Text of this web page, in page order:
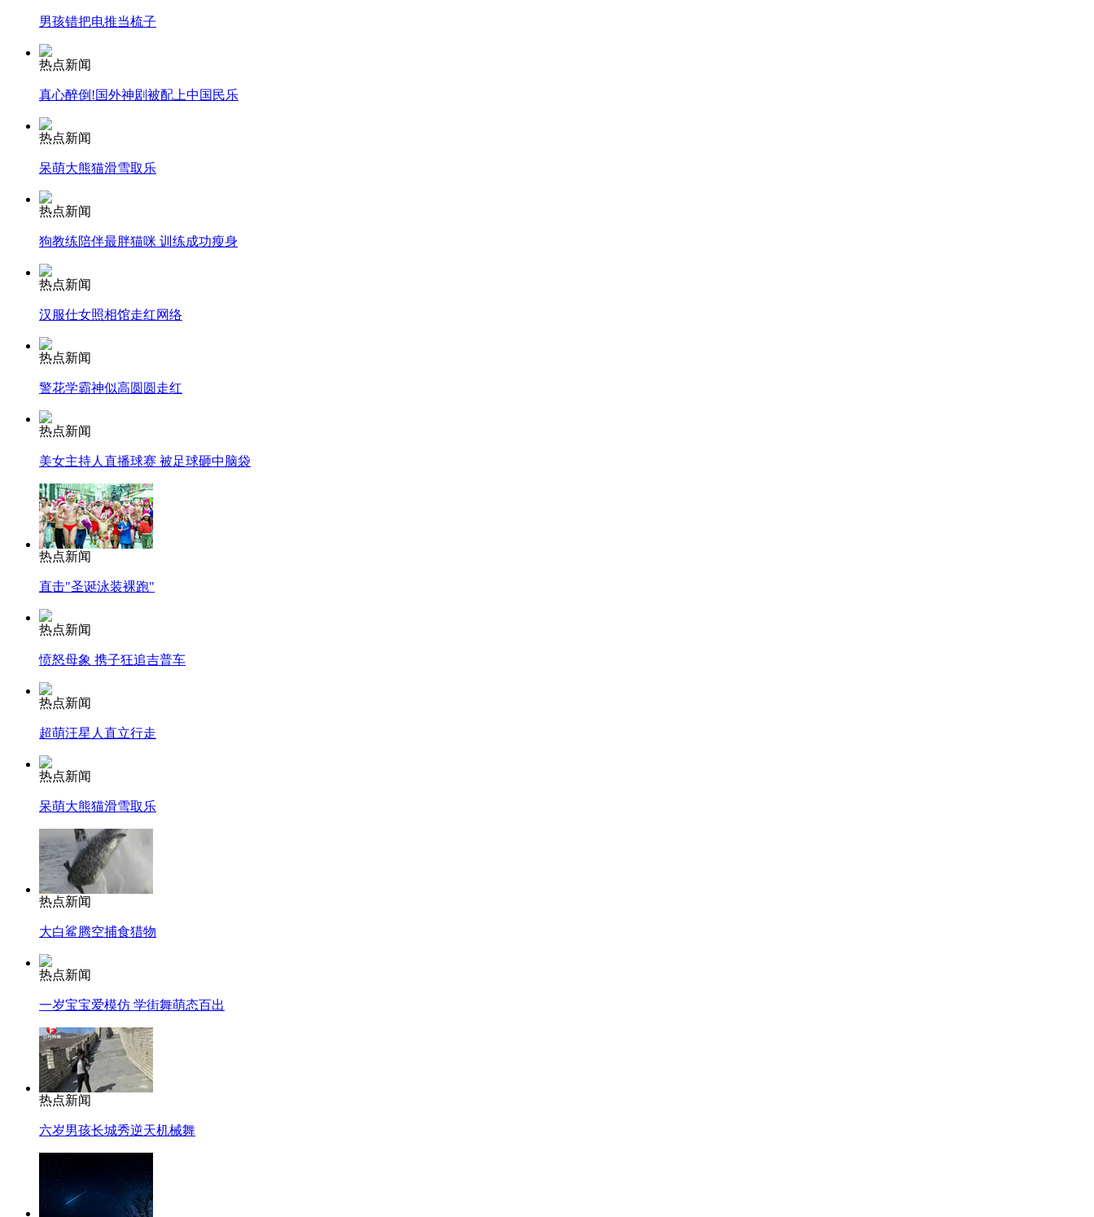
安徽一实载49人客车翻车
走！跟着总书记去植树
消防员救轻生者
纽约上演“枕头大战”
司机酒驾遇交警 急速倒车逃窜
男孩错把电推当梳子
热点新闻
真心醉倒!国外神剧被配上中国民乐
热点新闻
呆萌大熊猫滑雪取乐
热点新闻
狗教练陪伴最胖猫咪 训练成功瘦身
热点新闻
汉服仕女照相馆走红网络
热点新闻
警花学霸神似高圆圆走红
热点新闻
美女主持人直播球赛 被足球砸中脑袋
热点新闻
直击"圣诞泳装裸跑"
热点新闻
愤怒母象 携子狂追吉普车
热点新闻
超萌汪星人直立行走
热点新闻
呆萌大熊猫滑雪取乐
热点新闻
大白鲨腾空捕食猎物
热点新闻
一岁宝宝爱模仿 学街舞萌态百出
热点新闻
六岁男孩长城秀逆天机械舞